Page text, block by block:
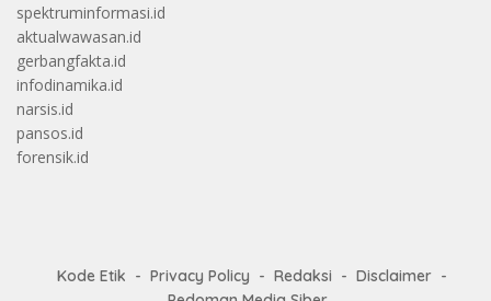
spektruminformasi.id
aktualwawasan.id
gerbangfakta.id
infodinamika.id
narsis.id
pansos.id
forensik.id
Kode Etik Privacy Policy Redaksi
Disclaimer